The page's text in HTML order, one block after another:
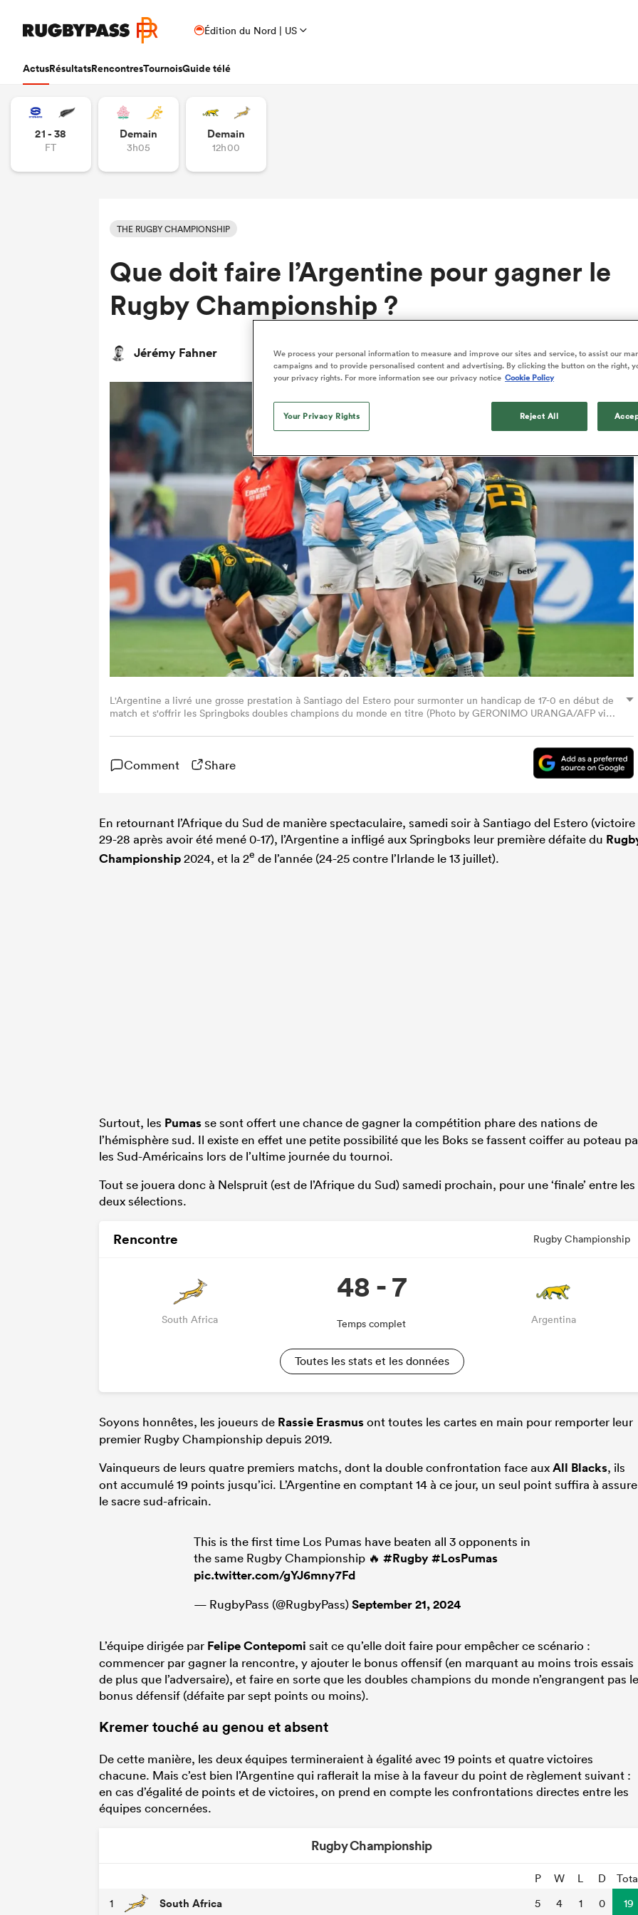
Édition du Nord | US
ActusRésultatsRencontresTournoisGuide télé
21 - 38
FT
Demain
3h05
Demain
12h00
THE RUGBY CHAMPIONSHIP
Que doit faire l’Argentine pour gagner le
Rugby Championship ?
Jérémy Fahner
Updated: 18 October 2024 01:10 PDT
L'Argentine a livré une grosse prestation à Santiago del Estero pour surmonter un handicap de 17-0 en début de
match et s'offrir les Springboks doubles champions du monde en titre (Photo by GERONIMO URANGA/AFP via
Comment Share
En retournant l’Afrique du Sud de manière spectaculaire, samedi soir à Santiago del Estero (victoire
29-28 après avoir été mené 0-17), l’Argentine a infligé aux Springboks leur première défaite du
Championship2024, et la 2e de l’année (24-25 contre l’Irlande le 13 juillet).
Surtout, les Pumasse sont offert une chance de gagner la compétition phare des nations de
l’hémisphère sud. Il existe en effet une petite possibilité que les Boks se fassent coiffer au poteau
les Sud-Américains lors de l’ultime journée du tournoi.
Tout se jouera donc à Nelspruit (est de l’Afrique du Sud) samedi prochain, pour une ‘finale’ entre les
deux sélections.
Rencontre Rugby Championship
South Africa
48 - 7
Temps complet Argentina
Toutes les stats et les données
Soyons honnêtes, les joueurs de Rassie Erasmusont toutes les cartes en main pour remporter leur
premier Rugby Championship depuis 2019.
Vainqueurs de leurs quatre premiers matchs, dont la double confrontation face auxAll Blacks, ils
ont accumulé 19 points jusqu’ici. L’Argentine en comptant 14 à ce jour, un seul point suffira à
le sacre sud-africain.
This is the first time Los Pumas have beaten all 3 opponents in
the same Rugby Championship 🔥 #Rugby#LosPumas
pic.twitter.com/gYJ6mny7Fd
— RugbyPass (@RugbyPass)September 21, 2024
L’équipe dirigée par Felipe Contepomi sait ce qu’elle doit faire pour empêcher ce scénario :
commencer par gagner la rencontre, y ajouter le bonus offensif (en marquant au moins trois essais
de plus que l’adversaire), et faire en sorte que les doubles champions du monde n’engrangent pas le
bonus défensif (défaite par sept points ou moins).
Kremer touché au genou et absent
De cette manière, les deux équipes termineraient à égalité avec 19 points et quatre victoires
chacune. Mais c’est bien l’Argentine qui raflerait la mise à la faveur du point de règlement suivant :
en cas d’égalité de points et de victoires, on prend en compte les confrontations directes entre les
équipes concernées.
Rugby Championship
P W L D
1
South Africa 5 4 1 0 19
We process your personal information to measure and improve our sites and service, to assist our
campaigns and to provide personalised content and advertising. By clicking the button on the right,
your privacy rights. For more information see our privacy notice Cookie Policy
Your Privacy Rights Reject All